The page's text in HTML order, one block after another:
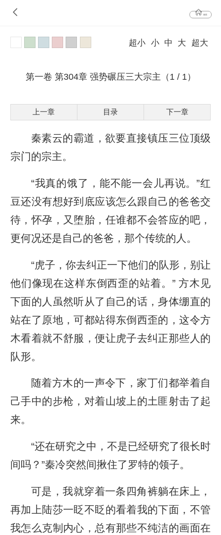
首页
超小 小 中 大 超大
第一卷 第304章 强势碾压三大宗主（1 / 1）
上一章 目录 下一章
秦素云的霸道，欲要直接镇压三位顶级
宗门的宗主。
“我真的饿了，能不能一会儿再说。”红
豆还没有想好到底应该怎么跟自己的爸爸交
待，怀孕，又堕胎，任谁都不会答应的吧，
更何况还是自己的爸爸，那个传统的人。
“虎子，你去纠正一下他们的队形，别让
他们像现在这样东倒西歪的站着。” 方木见
下面的人虽然听从了自己的话，身体绷直的
站在了原地，可都站得东倒西歪的，这令方
木看着就不舒服，便让虎子去纠正那些人的
队形。
随着方木的一声令下，家丁们都举着自
己手中的步枪，对着山坡上的土匪射击了起
来。
“还在研究之中，不是已经研究了很长时
间吗？”秦冷突然间揪住了罗特的领子。
可是，我就穿着一条四角裤躺在床上，
再加上陆莎一眨不眨的看着我的下面，不管
我怎么克制内心，总有那些不纯洁的画面在